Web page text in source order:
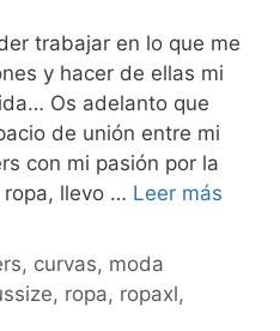
trabajar en lo que me
y hacer de ellas mi
Os adelanto que
de unión entre mi
con mi pasión por la
llevo … Leer más
, curvas, moda
, ropa, ropaxl,